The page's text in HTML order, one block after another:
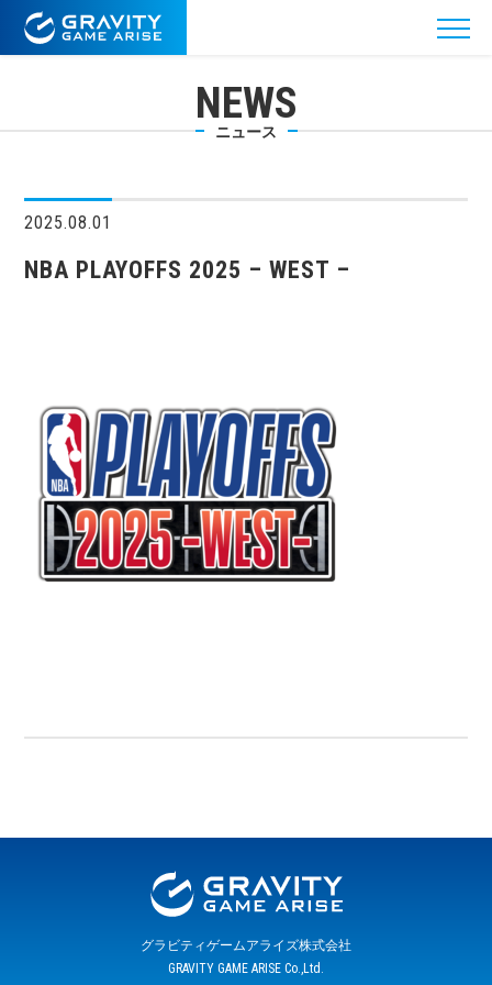
NEWS
ニュース
2025.08.01
NBA PLAYOFFS 2025 – WEST –
グラビティゲームアライズ株式会社
GRAVITY GAME ARISE Co.,Ltd.